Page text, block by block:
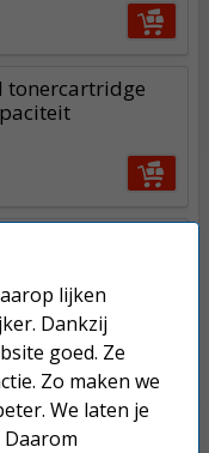
tonercartridge
lijken
Dankzij
goed. Ze
Zo maken we
We laten je